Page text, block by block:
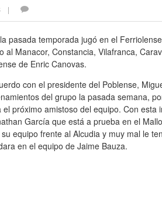
|
pasada temporada jugó en el
al Manacor, Constancia, Vilafranca,
de Enric Canovas.
con el presidente del Poblense,
del grupo la pasada semana,
próximo amistoso del equipo. Con esta
García que está a prueba en el
equipo frente al Alcudia y muy mal le
en el equipo de Jaime Bauza.